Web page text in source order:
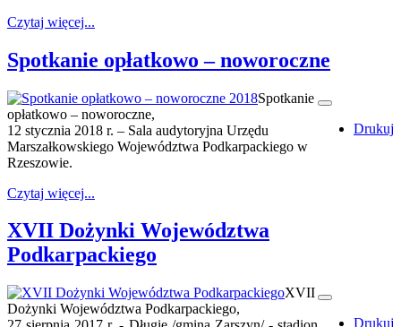
Czytaj więcej...
Spotkanie opłatkowo – noworoczne
Drukuj
Spotkanie
opłatkowo – noworoczne,
12 stycznia 2018 r. – Sala audytoryjna Urzędu
Marszałkowskiego Województwa Podkarpackiego w
Rzeszowie.
Czytaj więcej...
XVII Dożynki Województwa
Podkarpackiego
Drukuj
XVII
Dożynki Województwa Podkarpackiego,